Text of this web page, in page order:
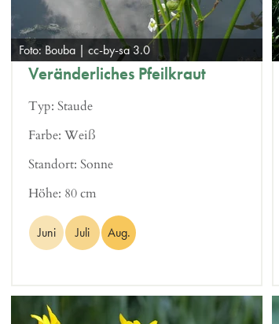
Foto: Bouba | cc-by-sa 3.0
Veränderliches Pfeilkraut
Typ: Staude
Farbe: Weiß
Standort: Sonne
Höhe: 80 cm
Juni Juli Aug.